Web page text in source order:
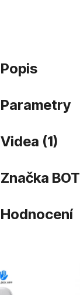
Popis
Parametry
Videa (1)
Značka BOT
Hodnocení